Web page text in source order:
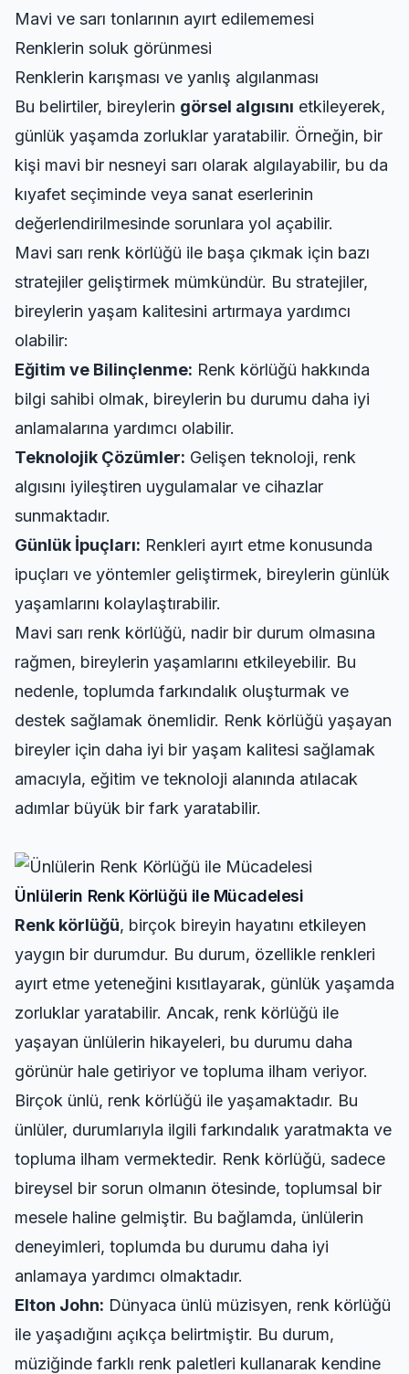
Mavi ve sarı tonlarının ayırt edilememesi
Renklerin soluk görünmesi
Renklerin karışması ve yanlış algılanması
Bu belirtiler, bireylerin görsel algısını etkileyerek,
günlük yaşamda zorluklar yaratabilir. Örneğin, bir
kişi mavi bir nesneyi sarı olarak algılayabilir, bu da
kıyafet seçiminde veya sanat eserlerinin
değerlendirilmesinde sorunlara yol açabilir.
Mavi sarı renk körlüğü ile başa çıkmak için bazı
stratejiler geliştirmek mümkündür. Bu stratejiler,
bireylerin yaşam kalitesini artırmaya yardımcı
olabilir:
Eğitim ve Bilinçlenme: Renk körlüğü hakkında
bilgi sahibi olmak, bireylerin bu durumu daha iyi
anlamalarına yardımcı olabilir.
Teknolojik Çözümler: Gelişen teknoloji, renk
algısını iyileştiren uygulamalar ve cihazlar
sunmaktadır.
Günlük İpuçları: Renkleri ayırt etme konusunda
ipuçları ve yöntemler geliştirmek, bireylerin günlük
yaşamlarını kolaylaştırabilir.
Mavi sarı renk körlüğü, nadir bir durum olmasına
rağmen, bireylerin yaşamlarını etkileyebilir. Bu
nedenle, toplumda farkındalık oluşturmak ve
destek sağlamak önemlidir. Renk körlüğü yaşayan
bireyler için daha iyi bir yaşam kalitesi sağlamak
amacıyla, eğitim ve teknoloji alanında atılacak
adımlar büyük bir fark yaratabilir.
Ünlülerin Renk Körlüğü ile Mücadelesi
Renk körlüğü, birçok bireyin hayatını etkileyen
yaygın bir durumdur. Bu durum, özellikle renkleri
ayırt etme yeteneğini kısıtlayarak, günlük yaşamda
zorluklar yaratabilir. Ancak, renk körlüğü ile
yaşayan ünlülerin hikayeleri, bu durumu daha
görünür hale getiriyor ve topluma ilham veriyor.
Birçok ünlü, renk körlüğü ile yaşamaktadır. Bu
ünlüler, durumlarıyla ilgili farkındalık yaratmakta ve
topluma ilham vermektedir. Renk körlüğü, sadece
bireysel bir sorun olmanın ötesinde, toplumsal bir
mesele haline gelmiştir. Bu bağlamda, ünlülerin
deneyimleri, toplumda bu durumu daha iyi
anlamaya yardımcı olmaktadır.
Elton John: Dünyaca ünlü müzisyen, renk körlüğü
ile yaşadığını açıkça belirtmiştir. Bu durum,
müziğinde farklı renk paletleri kullanarak kendine